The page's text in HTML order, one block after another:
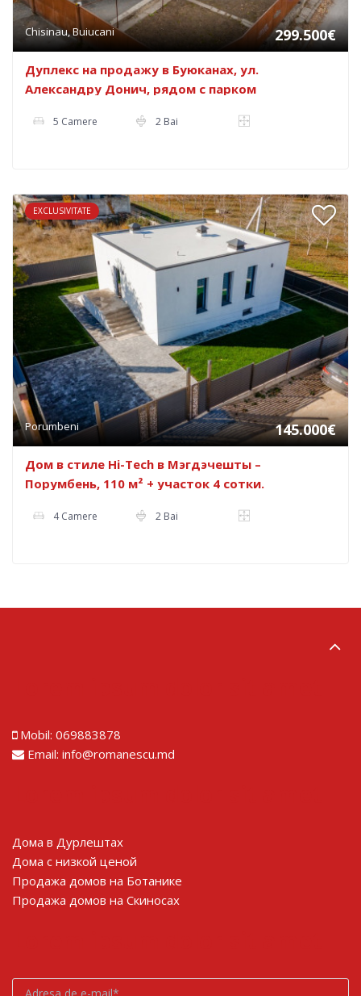
Chisinau, Buiucani 299.500€
Дуплекс на продажу в Буюканах, ул.
Александру Донич, рядом с парком
5 Camere 2 Bai
EXCLUSIVITATE
Porumbeni 145.000€
Дом в стиле Hi-Tech в Мэгдэчешты –
Порумбень, 110 м² + участок 4 сотки.
4 Camere 2 Bai
Mobil: 069883878
Email: info@romanescu.md
Дома в Дурлештах
Дома с низкой ценой
Продажа домов на Ботанике
Продажа домов на Скиносах